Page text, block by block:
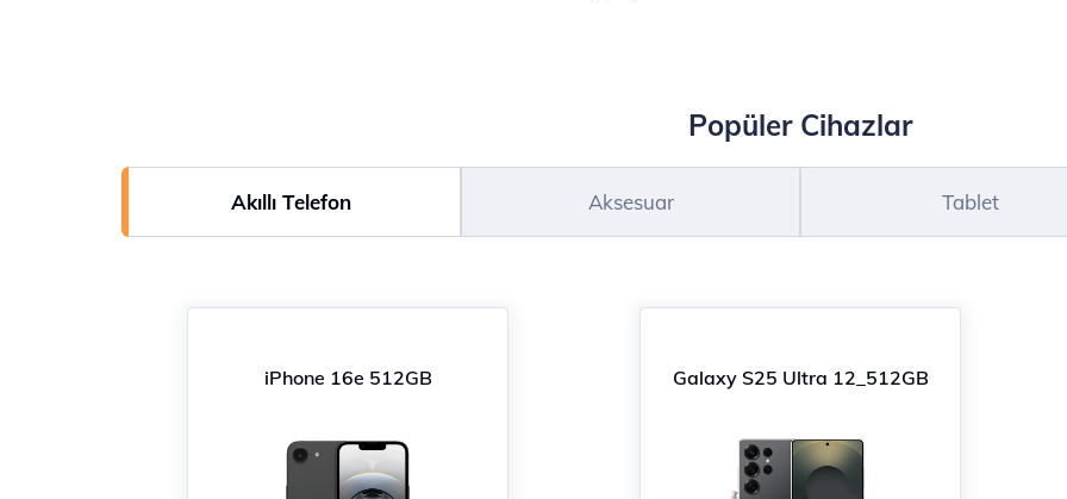
Popüler Cihazlar
Akıllı Telefon Aksesuar Tablet
iPhone 16e 512GB Galaxy S25 Ultra 12_512GB